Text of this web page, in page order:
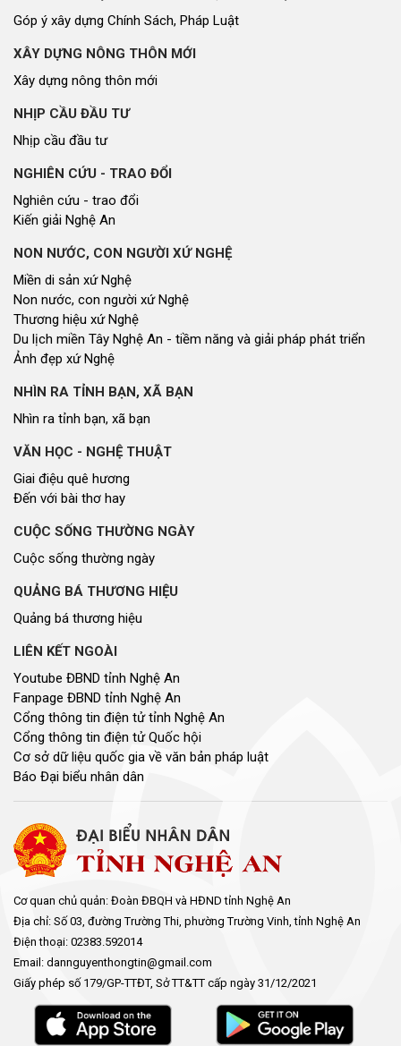
Góp ý xây dựng Chính Sách, Pháp Luật
XÂY DỰNG NÔNG THÔN MỚI
Xây dựng nông thôn mới
NHỊP CẦU ĐẦU TƯ
Nhịp cầu đầu tư
NGHIÊN CỨU - TRAO ĐỔI
Nghiên cứu - trao đổi
Kiến giải Nghệ An
NON NƯỚC, CON NGƯỜI XỨ NGHỆ
Miền di sản xứ Nghệ
Non nước, con người xứ Nghệ
Thương hiệu xứ Nghệ
Du lịch miền Tây Nghệ An - tiềm năng và giải pháp phát triển
Ảnh đẹp xứ Nghệ
NHÌN RA TỈNH BẠN, XÃ BẠN
Nhìn ra tỉnh bạn, xã bạn
VĂN HỌC - NGHỆ THUẬT
Giai điệu quê hương
Đến với bài thơ hay
CUỘC SỐNG THƯỜNG NGÀY
Cuộc sống thường ngày
QUẢNG BÁ THƯƠNG HIỆU
Quảng bá thương hiệu
LIÊN KẾT NGOÀI
Youtube ĐBND tỉnh Nghệ An
Fanpage ĐBND tỉnh Nghệ An
Cổng thông tin điện tử tỉnh Nghệ An
Cổng thông tin điện tử Quốc hội
Cơ sở dữ liệu quốc gia về văn bản pháp luật
Báo Đại biểu nhân dân
Cơ quan chủ quản: Đoàn ĐBQH và HĐND tỉnh Nghệ An
Địa chỉ: Số 03, đường Trường Thi, phường Trường Vinh, tỉnh Nghệ An
Điện thoại: 02383.592014
Email: dannguyenthongtin@gmail.com
Giấy phép số 179/GP-TTĐT, Sở TT&TT cấp ngày 31/12/2021